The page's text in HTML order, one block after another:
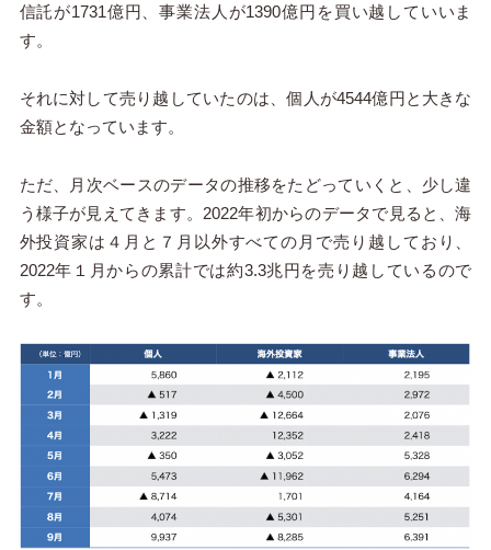
信託が1731億円、事業法人が1390億円を買い越していいま
す。
それに対して売り越していたのは、個人が4544億円と大きな
金額となっています。
ただ、月次ベースのデータの推移をたどっていくと、少し違
う様子が見えてきます。 2022年初からのデータで見ると、海
外投資家は４月と７月以外すべての月で売り越しており、
2022年１月からの累計では約3.3兆円を売り越しているので
す。